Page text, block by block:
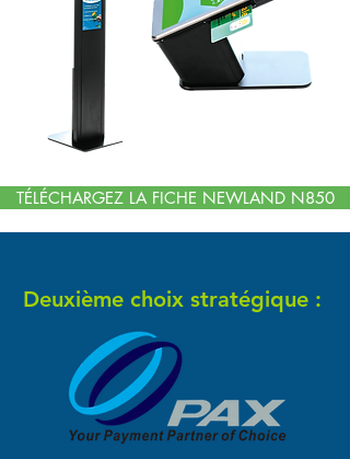
TÉLÉCHARGEZ LA FICHE NEWLAND N850
Deuxième choix stratégique :